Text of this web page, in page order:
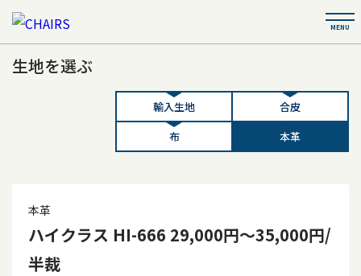
生地を選ぶ
輸入生地
合皮
布
本革
本革
ハイクラス HI-666 29,000円～35,000円/
半裁